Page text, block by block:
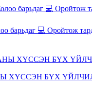
барьдаг 💻 Оройтож
ХҮССЭН БҮХ